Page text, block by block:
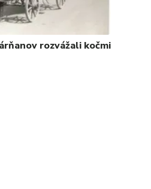
rozvážali kočmi